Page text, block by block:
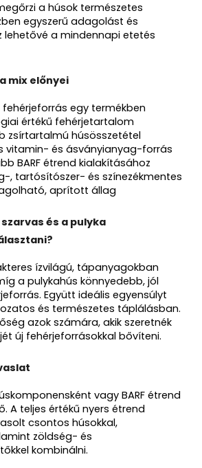
a húsok természetes
egyszerű adagolást és
lehetővé a mindennapi etetés
mix előnyei
egy termékben
értékű fehérjetartalom
zsírtartalmú húsösszetétel
vitamin- és ásványianyag-forrás
BARF étrend kialakításához
, tartósítószer- és színezékmentes
aprított állag
és a pulyka
ízvilágú, tápanyagokban
a pulykahús könnyedebb, jól
Együtt ideális egyensúlyt
és természetes táplálásban.
azok számára, akik szeretnék
új fehérjeforrásokkal bővíteni.
vagy BARF étrend
A teljes értékű nyers étrend
csontos húsokkal,
zöldség- és
kombinálni.